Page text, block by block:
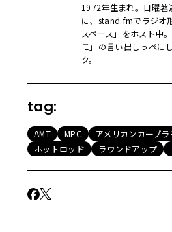
1972年生まれ。日曜著
に、stand.fmでラジオ
スペース」をホスト中
モ」の言い出しっぺに
ク。
tag:
AMT MPC アメリカンカープラ
ホットロッド
ラウンドアップ